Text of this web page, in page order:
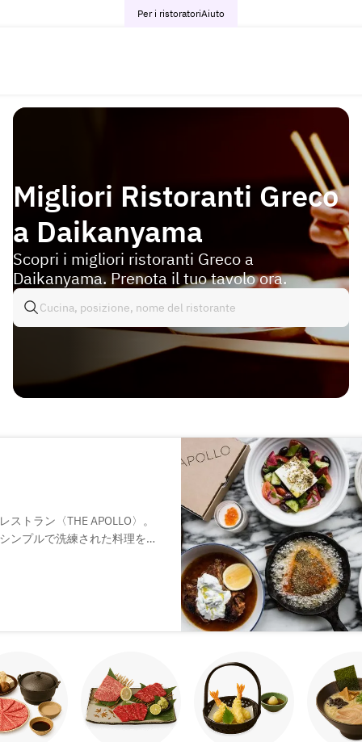
Per i ristoratoriAiuto
Migliori Ristoranti Greco
a Daikanyama
Scopri i migliori ristoranti Greco a
Daikanyama. Prenota il tuo tavolo ora.
トラン〈THE APOLLO〉。
ンプルで洗練された料理を提